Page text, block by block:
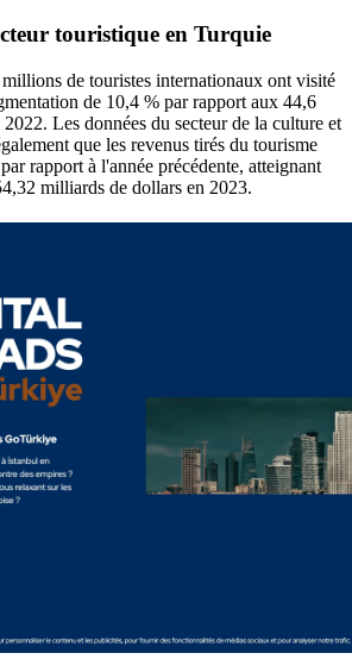
touristique en Turquie
de touristes internationaux ont visité
de 10,4 % par rapport aux 44,6
Les données du secteur de la culture et
que les revenus tirés du tourisme
rapport à l'année précédente, atteignant
milliards de dollars en 2023.